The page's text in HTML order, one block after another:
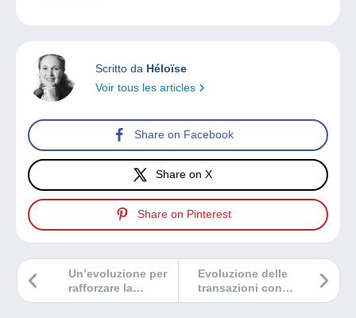
Scritto da Héloïse
Voir tous les articles
Share on Facebook
Share on X
Share on Pinterest
Evoluzione delle
transazioni con
commissioni di
Un’evoluzione per
rafforzare la
sicurezza del tuo